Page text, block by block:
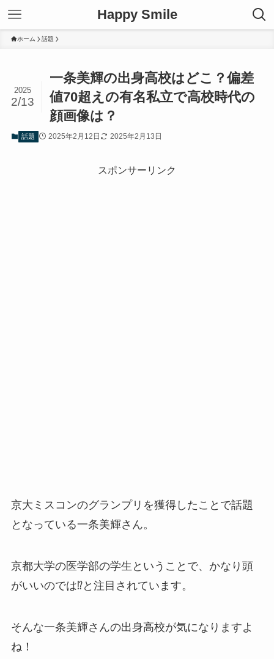
Happy Smile
ホーム 話題
一条美輝の出身高校はどこ？偏差
値70超えの有名私立で高校時代の
顔画像は？
2025
2/13
話題 2025年2月12日 2025年2月13日
スポンサーリンク
京大ミスコンのグランプリを獲得したことで話題
となっている一条美輝さん。
京都大学の医学部の学生ということで、かなり頭
がいいのでは⁉と注目されています。
そんな一条美輝さんの出身高校が気になりますよ
ね！